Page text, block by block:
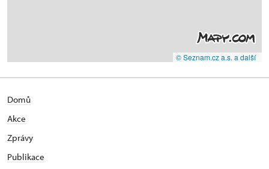
© Seznam.cz a.s. a další
Domů
Akce
Zprávy
Publikace